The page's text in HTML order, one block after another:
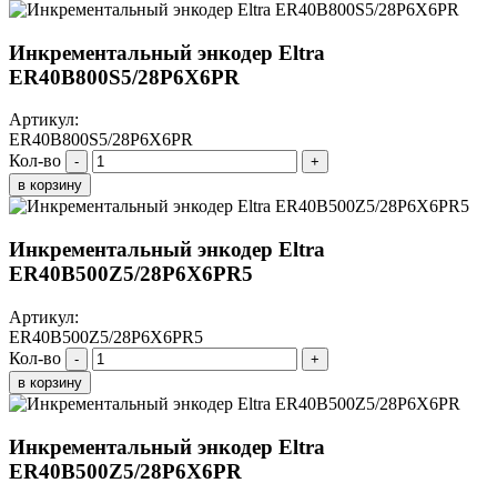
Инкрементальный энкодер Eltra
ER40B800S5/28P6X6PR
Артикул:
ER40B800S5/28P6X6PR
Кол-во
-
+
в корзину
Инкрементальный энкодер Eltra
ER40B500Z5/28P6X6PR5
Артикул:
ER40B500Z5/28P6X6PR5
Кол-во
-
+
в корзину
Инкрементальный энкодер Eltra
ER40B500Z5/28P6X6PR